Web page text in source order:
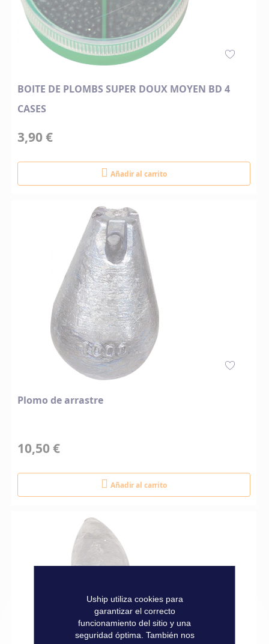
BOITE DE PLOMBS SUPER DOUX MOYEN BD 4
CASES
3,90 €
Añadir al carrito
Plomo de arrastre
10,50 €
Añadir al carrito
Uship utiliza cookies para
garantizar el correcto
funcionamiento del sitio y una
seguridad óptima. También nos